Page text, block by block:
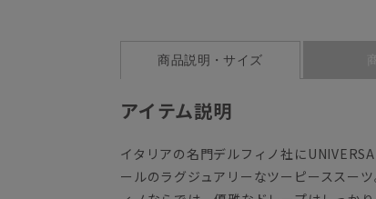
商品説明・サイズ
アイテム説明
イタリアの名門デルフィノ社に
ールのラグジュアリーなツーピーススー